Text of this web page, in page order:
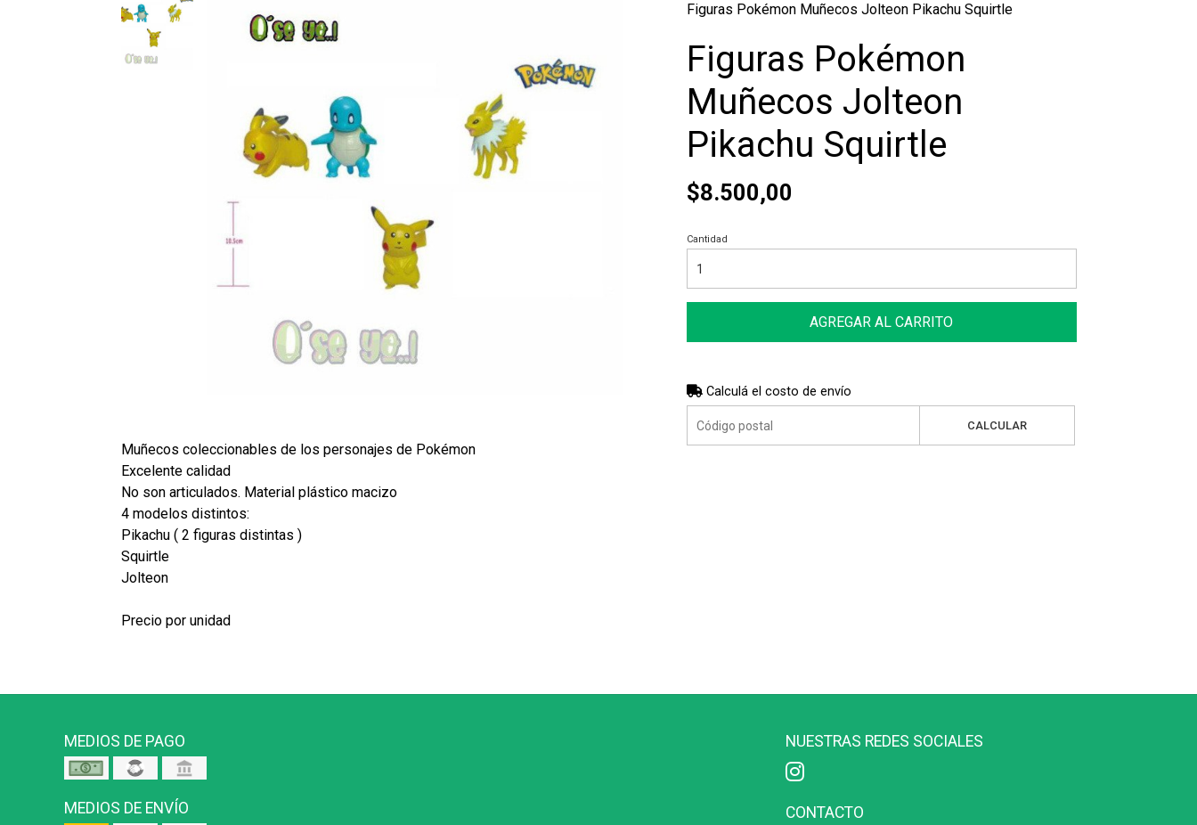
Muñecos coleccionables de los personajes de Pokémon
Excelente calidad
No son articulados. Material plástico macizo
4 modelos distintos:
Pikachu ( 2 figuras distintas )
Squirtle
Jolteon
Precio por unidad
Figuras Pokémon Muñecos Jolteon Pikachu Squirtle
Figuras Pokémon
Muñecos Jolteon
Pikachu Squirtle
$8.500,00
Cantidad
AGREGAR AL CARRITO
Calculá el costo de envío
CALCULAR
MEDIOS DE PAGO
MEDIOS DE ENVÍO
NUESTRAS REDES SOCIALES
CONTACTO